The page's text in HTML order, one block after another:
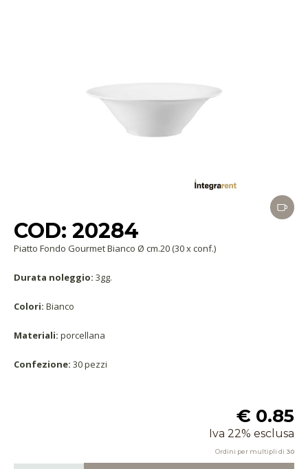
COD: 20284
Piatto Fondo Gourmet Bianco Ø cm.20 (30 x conf.)
Durata noleggio: 3gg.
Colori: Bianco
Materiali: porcellana
Confezione: 30 pezzi
€ 0.85
Iva 22% esclusa
Ordini per multipli di 30